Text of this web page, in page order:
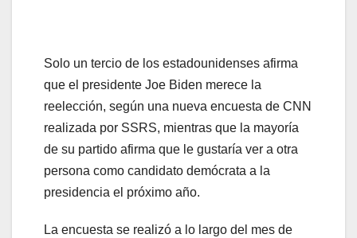
Solo un tercio de los estadounidenses afirma
que el presidente Joe Biden merece la
reelección, según una nueva encuesta de CNN
realizada por SSRS, mientras que la mayoría
de su partido afirma que le gustaría ver a otra
persona como candidato demócrata a la
presidencia el próximo año.
La encuesta se realizó a lo largo del mes de